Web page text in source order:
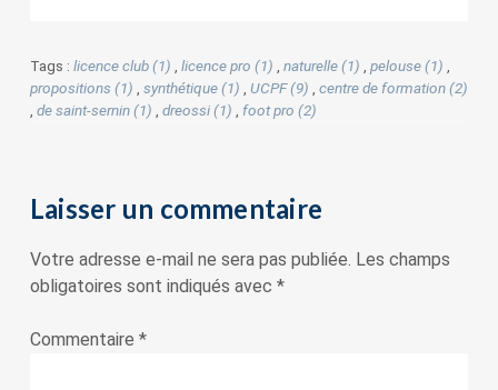
Tags : licence club (1) licence pro (1) naturelle (1) pelouse (1)
propositions (1)
synthétique (1) UCPF (9)
centre de formation (2)
de saint-sernin (1) dreossi (1) foot pro (2)
Laisser un commentaire
Votre adresse e-mail ne sera pas publiée. Les champs
obligatoires sont indiqués avec *
Commentaire *